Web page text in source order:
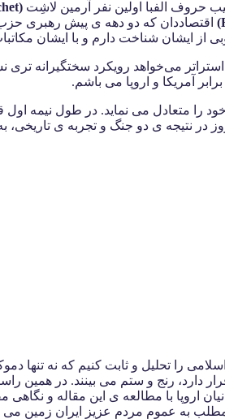
حروف الفبا اولین نفر آرمین لاشِت (Armin Laschet)
اقتصاددان که دو دهه ی پیش رهبری
ایشان شناخت دارم و با ایشان
می‌خواهد رویکرد سختگیرانه
آمریکا و اروپا می باشم.
خود را متعادل می نماید. در طول
نتیجه ی دو جنگ و تجربه ی تاریخی،
را تحلیل و ثابت کنیم که نه تنها
رنج و ستم می بینند. در همین راستا
با مطالعه ی این مقاله و
به عموم مردم عزیز ایران زمین می